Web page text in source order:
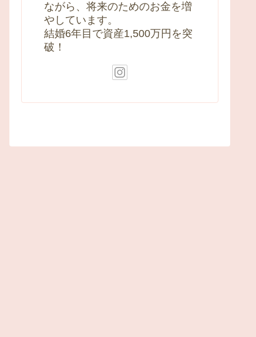
ながら、将来のためのお金を増
やしています。
結婚6年目で資産1,500万円を突
破！